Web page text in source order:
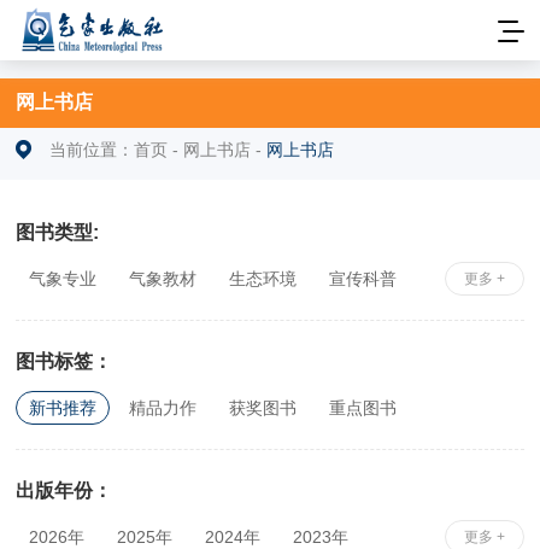
网上书店
当前位置：首页 - 网上书店 - 网上书店
图书类型:
更多 +
气象专业 气象教材 生态环境
宣传科普
图书标签：
新书推荐 精品力作 获奖图书 重点图书
出版年份：
更多 +
2026年 2025年 2024年
2023年